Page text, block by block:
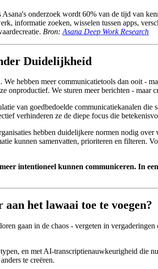
onderzoek wordt 60% van de tijd van
informatie zoeken, wisselen tussen apps,
Bron: Asana Deep Work Research
Duidelijkheid
hebben meer communicatietools dan ooit -
onproductief. We sturen meer berichten - maar
van goedbedoelde communicatiekanalen
verhinderen ze de diepe focus die
hebben duidelijkere normen nodig
kunnen samenvatten, prioriteren en filteren.
intentioneel kunnen communiceren. In
het lawaai toe te voegen?
gaan in de chaos - vergeten in
en met AI-transcriptienauwkeurigheid die
te creëren.